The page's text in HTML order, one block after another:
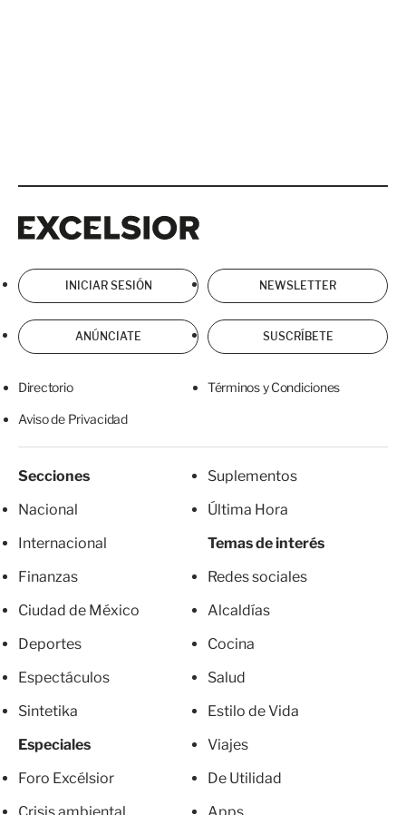
INICIAR SESIÓN NEWSLETTER
ANÚNCIATE SUSCRÍBETE
Directorio Términos y Condiciones
Aviso de Privacidad
Secciones
Nacional
Internacional
Finanzas
Ciudad de México
Deportes
Espectáculos
Sintetika
Especiales
Foro Excélsior
Suplementos
Última Hora
Temas de interés
Redes sociales
Alcaldías
Cocina
Salud
Estilo de Vida
Viajes
De Utilidad